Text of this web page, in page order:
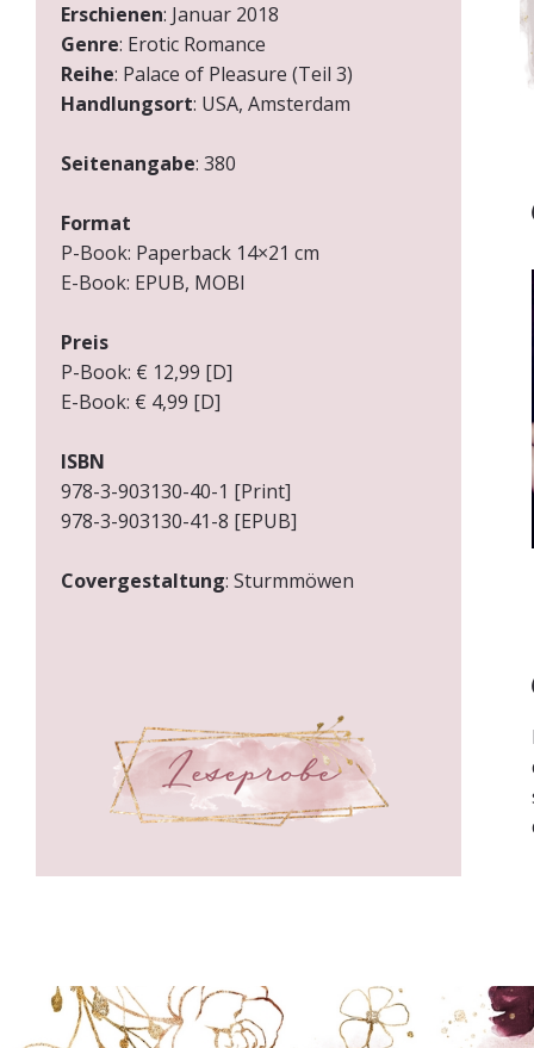
Erschienen: Januar 2018
Genre: Erotic Romance
Reihe: Palace of Pleasure (Teil 3)
Handlungsort: USA, Amsterdam
Seitenangabe: 380
Format
P-Book: Paperback 14×21 cm
E-Book: EPUB, MOBI
Preis
P-Book: € 12,99 [D]
E-Book: € 4,99 [D]
ISBN
978-3-903130-40-1 [Print]
978-3-903130-41-8 [EPUB]
Covergestaltung: Sturmmöwen